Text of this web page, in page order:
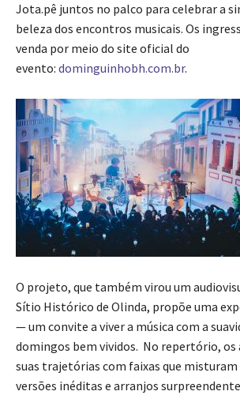
Jota.pê juntos no palco para celebrar a
beleza dos encontros musicais. Os
venda por meio do site oficial do
evento: dominguinhobh.com.br.
O projeto, que também virou um
Sítio Histórico de Olinda, propõe uma
— um convite a viver a música com a
domingos bem vividos. No repertório,
suas trajetórias com faixas que misturam
versões inéditas e arranjos